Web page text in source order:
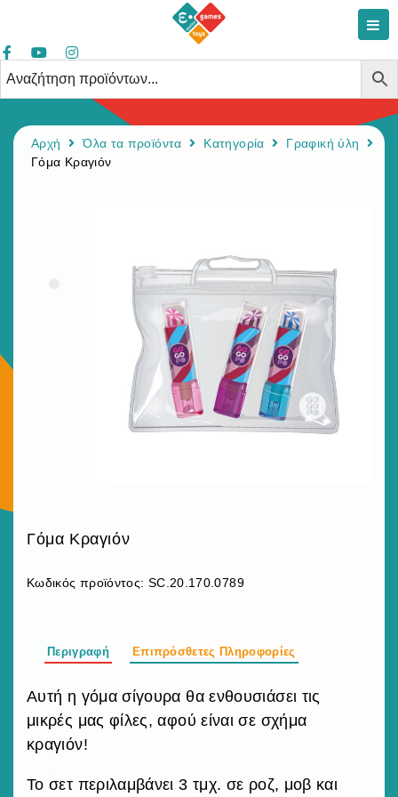
Αρχή Όλα τα προϊόντα Κατηγορία
Γραφική ύλη
Γόμα Κραγιόν
Γόμα Κραγιόν
Κωδικός προϊόντος: SC.20.170.0789
Περιγραφή Επιπρόσθετες Πληροφορίες
Αυτή η γόμα σίγουρα θα ενθουσιάσει τις
μικρές μας φίλες, αφού είναι σε σχήμα
κραγιόν!
Το σετ περιλαμβάνει 3 τμχ. σε ροζ, μοβ και